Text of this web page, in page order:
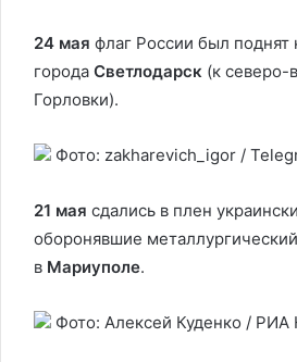
24 мая флаг России был поднят
города Светлодарск (к северо-
Горловки).
Фото: zakharevich_igor /
21 мая сдались в плен
оборонявшие металлургический
в Мариуполе.
Фото: Алексей Куденко / РИА